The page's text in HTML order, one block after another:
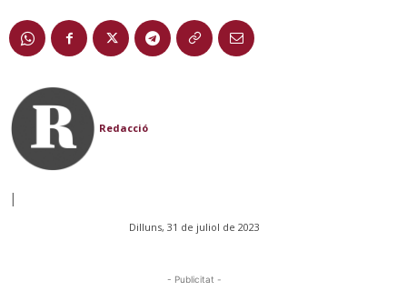
Redacció
|
Dilluns, 31 de juliol de 2023
- Publicitat -